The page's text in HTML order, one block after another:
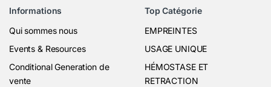
Informations
Qui sommes nous
Events & Resources
Conditional Generation de
vente
Top Catégorie
EMPREINTES
USAGE UNIQUE
HÉMOSTASE ET
RETRACTION